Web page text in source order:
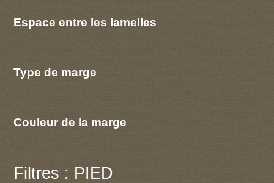
Espace entre les lamelles
Type de marge
Couleur de la marge
Filtres : PIED